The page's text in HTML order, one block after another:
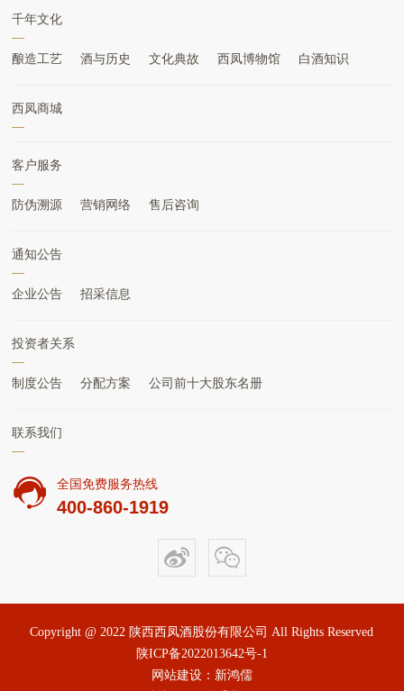
千年文化
酿造工艺 酒与历史 文化典故 西凤博物馆 白酒知识
西凤商城
客户服务
防伪溯源 营销网络 售后咨询
通知公告
企业公告 招采信息
投资者关系
制度公告 分配方案 公司前十大股东名册
联系我们
全国免费服务热线
400-860-1919
Copyright @ 2022 陕西西凤酒股份有限公司 All Rights Reserved
陕ICP备2022013642号-1
网站建设：新鸿儒